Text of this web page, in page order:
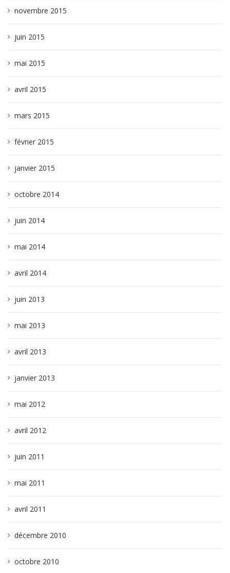
novembre 2015
juin 2015
mai 2015
avril 2015
mars 2015
février 2015
janvier 2015
octobre 2014
juin 2014
mai 2014
avril 2014
juin 2013
mai 2013
avril 2013
janvier 2013
mai 2012
avril 2012
juin 2011
mai 2011
avril 2011
décembre 2010
octobre 2010